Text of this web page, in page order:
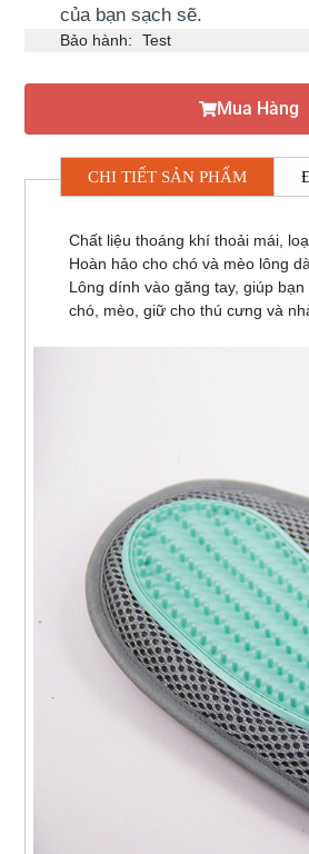
của bạn sạch sẽ.
Bảo hành: Test
Mua Hàng
CHI TIẾT SẢN PHẨM
Chất liệu thoáng khí thoải mái,
Hoàn hảo cho chó và mèo lông
Lông dính vào găng tay, giúp
chó, mèo, giữ cho thú cưng và